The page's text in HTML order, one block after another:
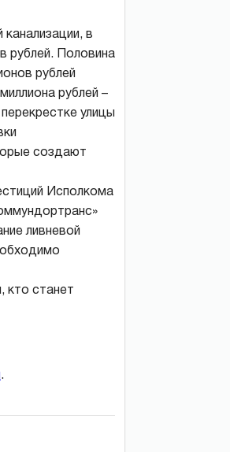
в
рублей. Половина
рублей
рублей –
улицы
создают
Исполкома
ливневой
кто станет
.